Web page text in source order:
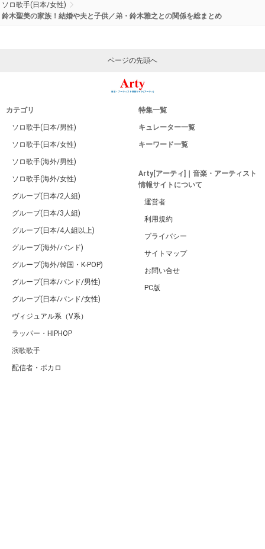
ソロ歌手(日本/女性)
鈴木聖美の家族！結婚や夫と子供／弟・鈴木雅之との関係を総まとめ
ページの先頭へ
カテゴリ
ソロ歌手(日本/男性)
ソロ歌手(日本/女性)
ソロ歌手(海外/男性)
ソロ歌手(海外/女性)
グループ(日本/2人組)
グループ(日本/3人組)
グループ(日本/4人組以上)
グループ(海外/バンド)
グループ(海外/韓国・K-POP)
グループ(日本/バンド/男性)
グループ(日本/バンド/女性)
ヴィジュアル系（V系）
ラッパー・HIPHOP
演歌歌手
配信者・ボカロ
特集一覧
キュレーター一覧
キーワード一覧
Arty[アーティ]｜音楽・アーティスト
情報サイトについて
運営者
利用規約
プライバシー
サイトマップ
お問い合せ
PC版